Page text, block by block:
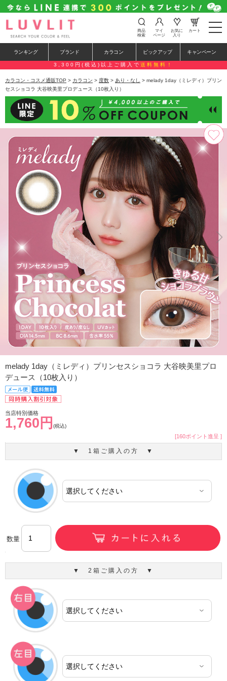
t
o
e
n
a
a
i
o
n
商品
検索
マイ
ページ
お気に
入り
カート
ランキング ブランド カラコン ピックアップ キャンペーン
3,300円(税込)以上ご購入で 送料無料！
カラコン・コスメ通販TOP > カラコン > 度数 > あり・なし
> melady 1day（ミレディ）プリン
セスショコラ 大谷映美里プロデュース（10枚入り）
melady 1day（ミレディ）プリンセスショコラ 大谷映美里プロ
デュース（10枚入り）
当店特別価格
1,760円 (税込)
[160ポイント進呈 ]
▼ 1箱ご購入の方 ▼
数量
▼ 2箱ご購入の方 ▼